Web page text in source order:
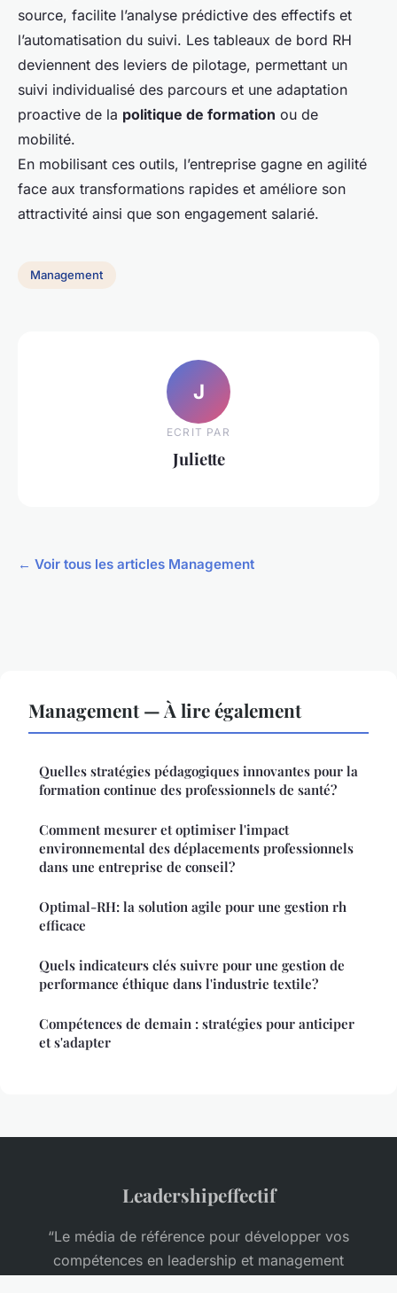
source, facilite l’analyse prédictive des effectifs et
l’automatisation du suivi. Les tableaux de bord RH
deviennent des leviers de pilotage, permettant un
suivi individualisé des parcours et une adaptation
proactive de la politique de formation ou de
mobilité.
En mobilisant ces outils, l’entreprise gagne en agilité
face aux transformations rapides et améliore son
attractivité ainsi que son engagement salarié.
Management
J
ECRIT PAR
Juliette
← Voir tous les articles Management
Management — À lire également
Quelles stratégies pédagogiques innovantes pour la
formation continue des professionnels de santé?
Comment mesurer et optimiser l'impact
environnemental des déplacements professionnels
dans une entreprise de conseil?
Optimal-RH: la solution agile pour une gestion rh
efficace
Quels indicateurs clés suivre pour une gestion de
performance éthique dans l'industrie textile?
Compétences de demain : stratégies pour anticiper
et s'adapter
Leadershipeffectif
“Le média de référence pour développer vos
compétences en leadership et management